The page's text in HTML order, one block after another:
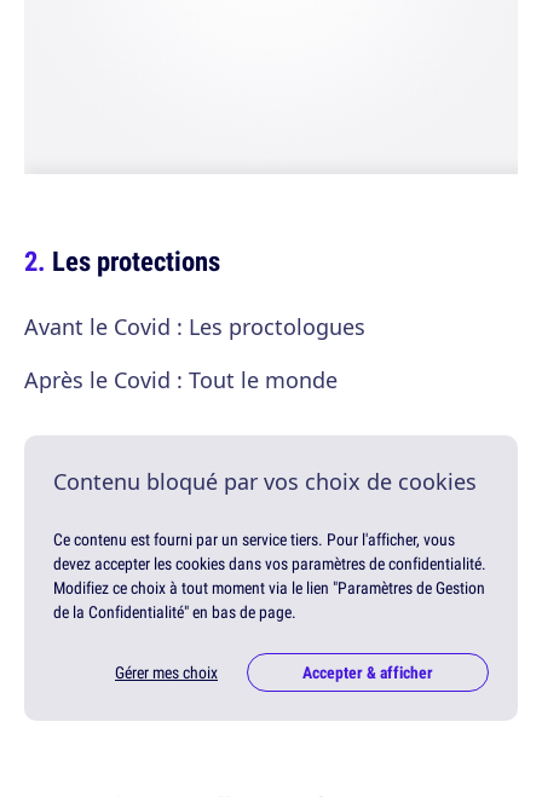
Les protections
Avant le Covid : Les proctologues
Après le Covid : Tout le monde
Contenu bloqué par vos choix de cookies
Ce contenu est fourni par un service tiers. Pour l'afficher, vous
devez accepter les cookies dans vos paramètres de confidentialité.
Modifiez ce choix à tout moment via le lien "Paramètres de Gestion
de la Confidentialité" en bas de page.
Gérer mes choix Accepter & afficher